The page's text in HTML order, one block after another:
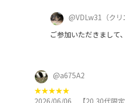
@VDLw31 （ク
ご参加いただきまし
@a675A2
★★★★★
2026/06/06
【20,30代限定】ハ